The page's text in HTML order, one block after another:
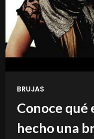
BRUJAS
Conoce qué
hecho una